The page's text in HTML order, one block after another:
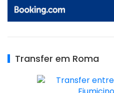
Transfer em Roma